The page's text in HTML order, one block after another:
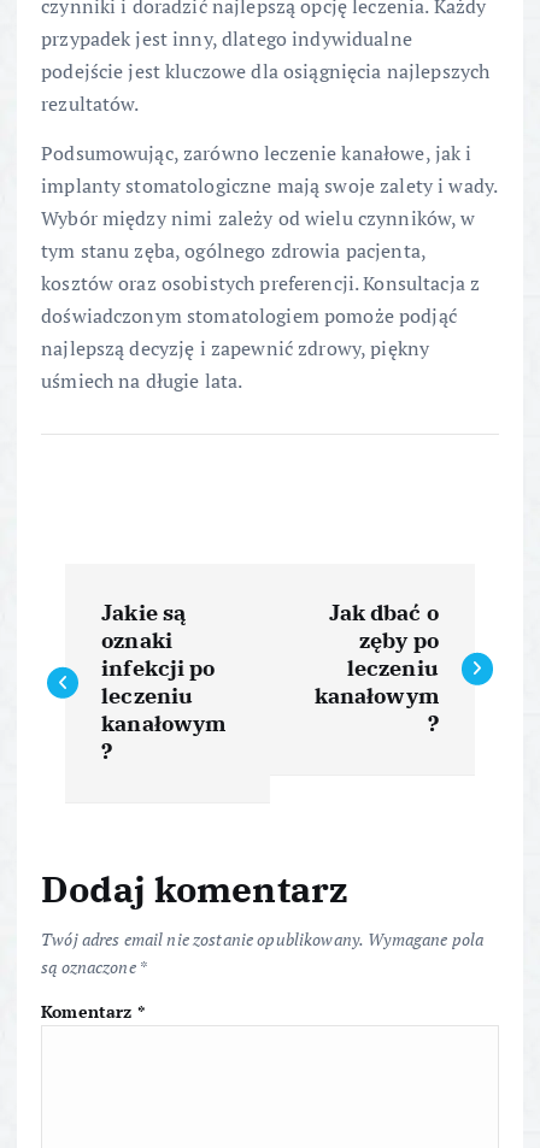
czynniki i doradzić najlepszą opcję leczenia. Każdy
przypadek jest inny, dlatego indywidualne
podejście jest kluczowe dla osiągnięcia najlepszych
rezultatów.
Podsumowując, zarówno leczenie kanałowe, jak i
implanty stomatologiczne mają swoje zalety i wady.
Wybór między nimi zależy od wielu czynników, w
tym stanu zęba, ogólnego zdrowia pacjenta,
kosztów oraz osobistych preferencji. Konsultacja z
doświadczonym stomatologiem pomoże podjąć
najlepszą decyzję i zapewnić zdrowy, piękny
uśmiech na długie lata.
a
w
a
c
j
Jakie są
oznaki
infekcji po
leczeniu
kanałowym
?
Jak dbać o
zęby po
leczeniu
kanałowym
?
Dodaj komentarz
Twój adres email nie zostanie opublikowany. Wymagane pola
są oznaczone *
Komentarz *